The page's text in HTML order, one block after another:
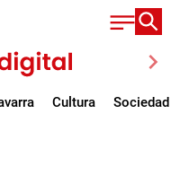
chevron_right
Cultura Sociedad